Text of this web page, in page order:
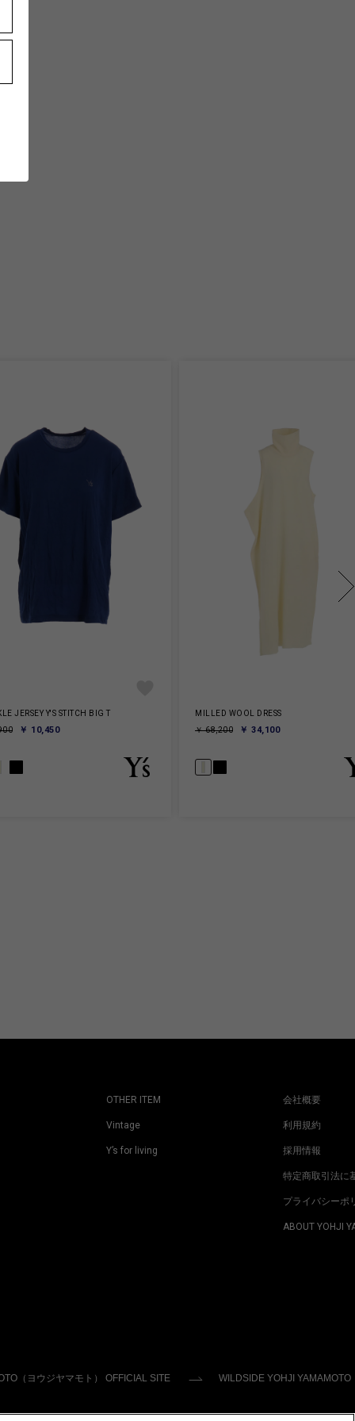
JERSEY Y'S STITCH BIG T
￥ 10,450
MILLED WOOL DRESS
￥ 68,200
￥ 34,100
OTHER ITEM
Vintage
Y’s for living
会社概要
利用規約
採用情報
特定商取引法に
プライバシーポ
ABOUT YOHJI
（ヨウジヤマモト） OFFICIAL SITE WILDSIDE YOHJI YAMAMOTO